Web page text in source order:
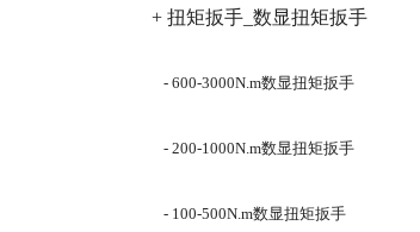
+ 扭矩扳手_数显扭矩扳手
- 600-3000N.m数显扭矩扳手
- 200-1000N.m数显扭矩扳手
- 100-500N.m数显扭矩扳手